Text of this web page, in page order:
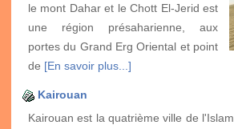
le mont Dahar et le Chott El-Jerid est
une région présaharienne, aux
portes du Grand Erg Oriental et point
de [En savoir plus...]
Kairouan
Kairouan est la quatrième ville de l'Islam